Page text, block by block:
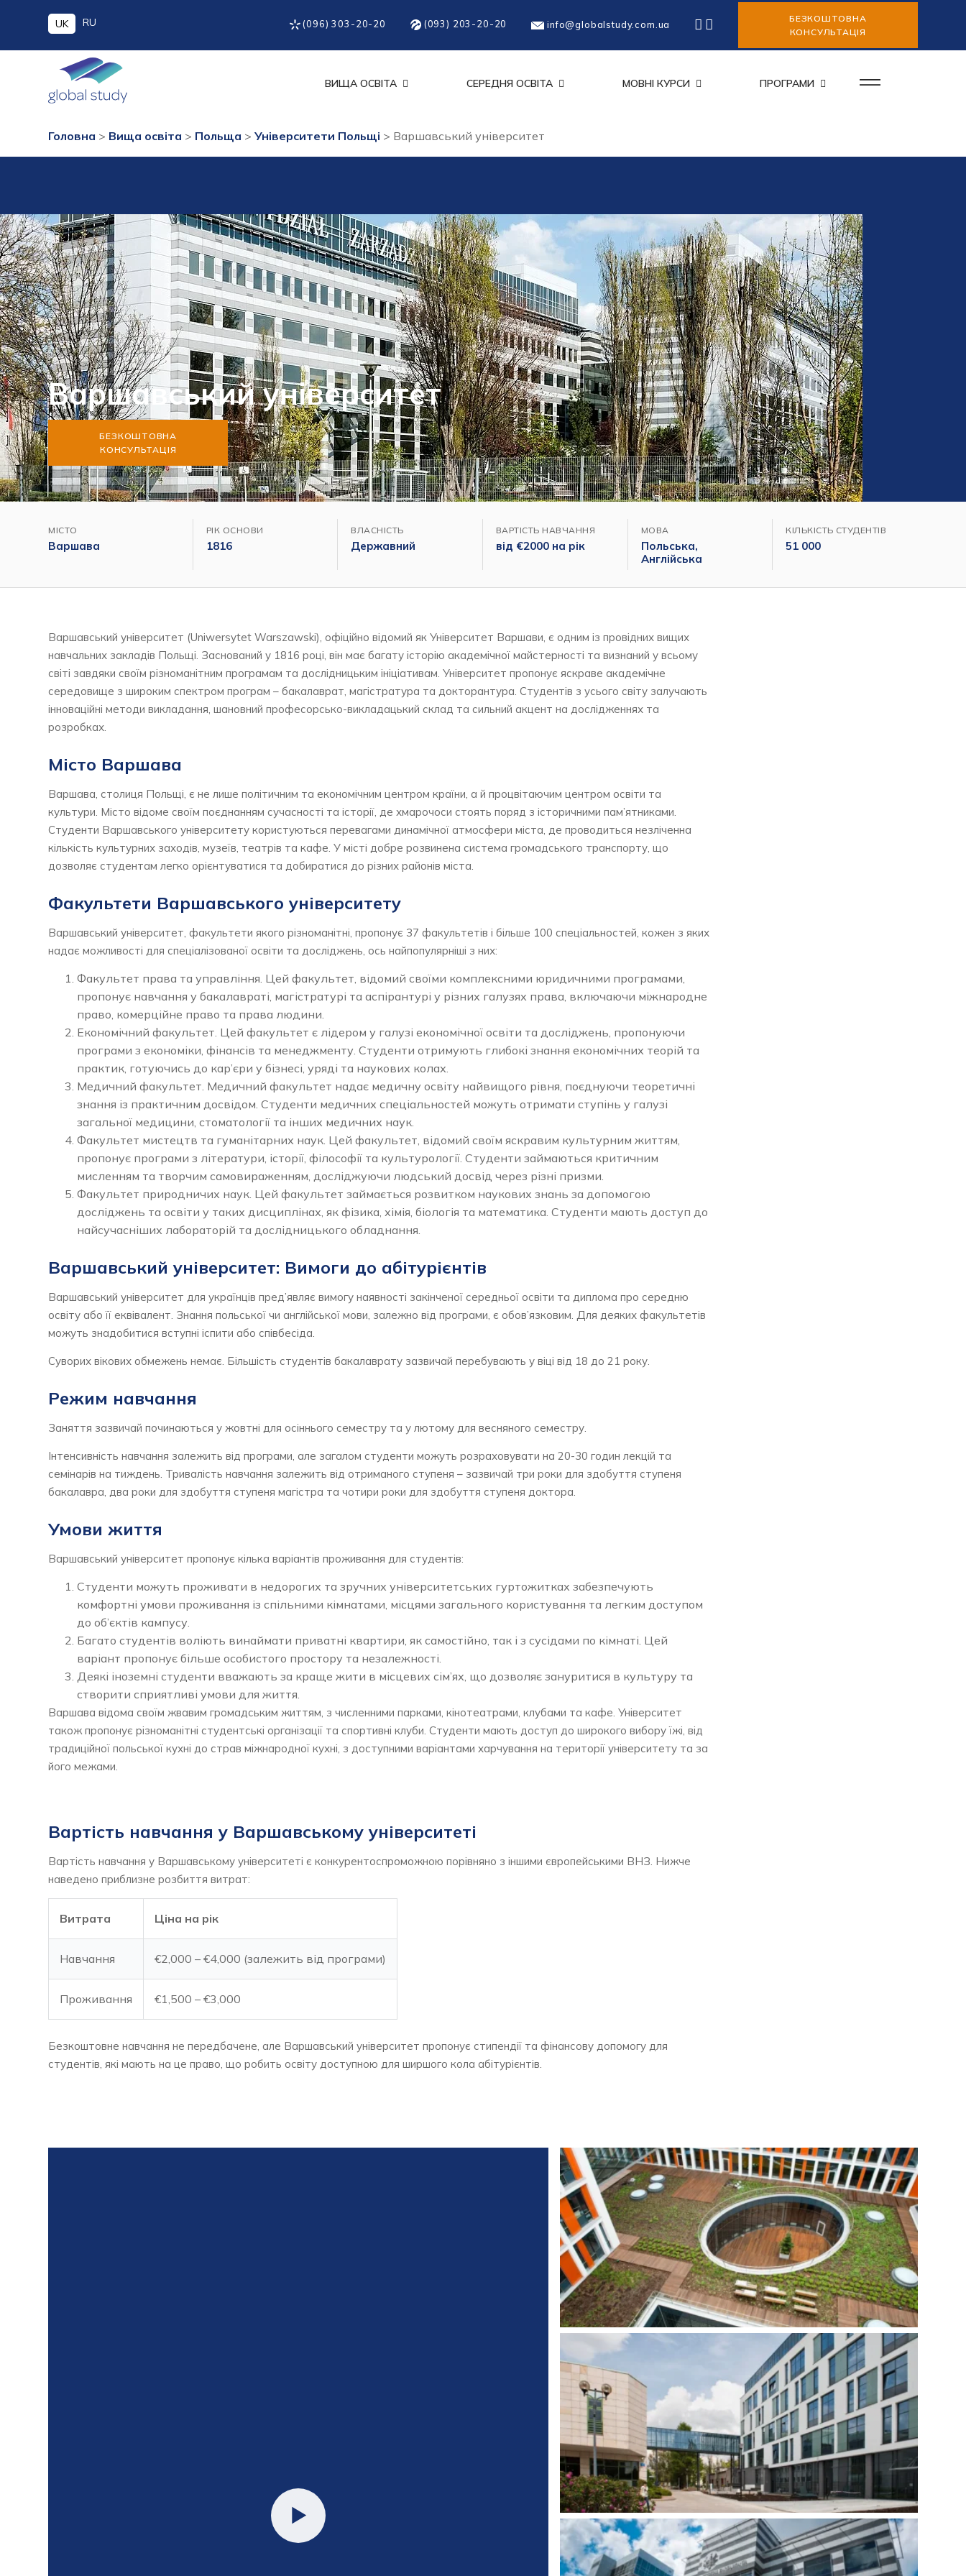
UK RU (096) 303-20-20 (093) 203-20-20 info@globalstudy.com.ua
БЕЗКОШТОВНА
КОНСУЛЬТАЦІЯ
ВИЩА ОСВІТА СЕРЕДНЯ ОСВІТА МОВНІ КУРСИ ПРОГРАМИ
Головна > Вища освіта > Польща >Університети Польщі > Варшавський університет
Варшавський університет
БЕЗКОШТОВНА
КОНСУЛЬТАЦІЯ
МІСТО
Варшава
РІК ОСНОВИ
1816
ВЛАСНІСТЬ
Державний
ВАРТІСТЬ НАВЧАННЯ
від €2000 на рік
МОВА
Польська,
Англійська
КІЛЬКІСТЬ СТУДЕНТІВ
51 000
Варшавський університет (Uniwersytet Warszawski), офіційно відомий як Університет Варшави, є одним із провідних вищих
навчальних закладів Польщі. Заснований у 1816 році, він має багату історію академічної майстерності та визнаний у всьому
світі завдяки своїм різноманітним програмам та дослідницьким ініціативам. Університет пропонує яскраве академічне
середовище з широким спектром програм – бакалаврат, магістратура та докторантура. Студентів з усього світу залучають
інноваційні методи викладання, шановний професорсько-викладацький склад та сильний акцент на дослідженнях та
розробках.
Місто Варшава
Варшава, столиця Польщі, є не лише політичним та економічним центром країни, а й процвітаючим центром освіти та
культури. Місто відоме своїм поєднанням сучасності та історії, де хмарочоси стоять поряд з історичними пам’ятниками.
Студенти Варшавського університету користуються перевагами динамічної атмосфери міста, де проводиться незліченна
кількість культурних заходів, музеїв, театрів та кафе. У місті добре розвинена система громадського транспорту, що
дозволяє студентам легко орієнтуватися та добиратися до різних районів міста.
Факультети Варшавського університету
Варшавський університет, факультети якого різноманітні, пропонує 37 факультетів і більше 100 спеціальностей, кожен з яких
надає можливості для спеціалізованої освіти та досліджень, ось найпопулярніші з них:
Факультет права та управління. Цей факультет, відомий своїми комплексними юридичними програмами,
пропонує навчання у бакалавраті, магістратурі та аспірантурі у різних галузях права, включаючи міжнародне
право, комерційне право та права людини.
Економічний факультет. Цей факультет є лідером у галузі економічної освіти та досліджень, пропонуючи
програми з економіки, фінансів та менеджменту. Студенти отримують глибокі знання економічних теорій та
практик, готуючись до кар’єри у бізнесі, уряді та наукових колах.
Медичний факультет. Медичний факультет надає медичну освіту найвищого рівня, поєднуючи теоретичні
знання із практичним досвідом. Студенти медичних спеціальностей можуть отримати ступінь у галузі
загальної медицини, стоматології та інших медичних наук.
Факультет мистецтв та гуманітарних наук. Цей факультет, відомий своїм яскравим культурним життям,
пропонує програми з літератури, історії, філософії та культурології. Студенти займаються критичним
мисленням та творчим самовираженням, досліджуючи людський досвід через різні призми.
Факультет природничих наук. Цей факультет займається розвитком наукових знань за допомогою
досліджень та освіти у таких дисциплінах, як фізика, хімія, біологія та математика. Студенти мають доступ до
найсучасніших лабораторій та дослідницького обладнання.
Варшавський університет: Вимоги до абітурієнтів
Варшавський університет для українців пред’являє вимогу наявності закінченої середньої освіти та диплома про середню
освіту або її еквівалент. Знання польської чи англійської мови, залежно від програми, є обов’язковим. Для деяких факультетів
можуть знадобитися вступні іспити або співбесіда.
Суворих вікових обмежень немає. Більшість студентів бакалаврату зазвичай перебувають у віці від 18 до 21 року.
Режим навчання
Заняття зазвичай починаються у жовтні для осіннього семестру та у лютому для весняного семестру.
Інтенсивність навчання залежить від програми, але загалом студенти можуть розраховувати на 20-30 годин лекцій та
семінарів на тиждень. Тривалість навчання залежить від отриманого ступеня – зазвичай три роки для здобуття ступеня
бакалавра, два роки для здобуття ступеня магістра та чотири роки для здобуття ступеня доктора.
Умови життя
Варшавський університет пропонує кілька варіантів проживання для студентів:
Студенти можуть проживати в недорогих та зручних університетських гуртожитках забезпечують
комфортні умови проживання із спільними кімнатами, місцями загального користування та легким доступом
до об’єктів кампусу.
Багато студентів воліють винаймати приватні квартири, як самостійно, так і з сусідами по кімнаті. Цей
варіант пропонує більше особистого простору та незалежності.
Деякі іноземні студенти вважають за краще жити в місцевих сім’ях, що дозволяє зануритися в культуру та
створити сприятливі умови для життя.
Варшава відома своїм жвавим громадським життям, з численними парками, кінотеатрами, клубами та кафе. Університет
також пропонує різноманітні студентські організації та спортивні клуби. Студенти мають доступ до широкого вибору їжі, від
традиційної польської кухні до страв міжнародної кухні, з доступними варіантами харчування на території університету та за
його межами.
Вартість навчання у Варшавському університеті
Вартість навчання у Варшавському університеті є конкурентоспроможною порівняно з іншими європейськими ВНЗ. Нижче
наведено приблизне розбиття витрат:
Витрата Ціна на рік
Навчання €2,000 – €4,000 (залежить від програми)
Проживання €1,500 – €3,000
Безкоштовне навчання не передбачене, але Варшавський університет пропонує стипендії та фінансову допомогу для
студентів, які мають на це право, що робить освіту доступною для ширшого кола абітурієнтів.